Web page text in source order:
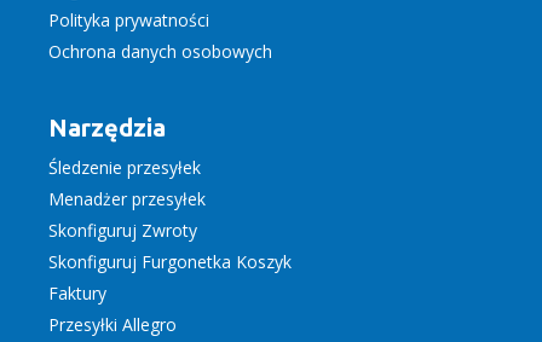
Polityka prywatności
Ochrona danych osobowych
Narzędzia
Śledzenie przesyłek
Menadżer przesyłek
Skonfiguruj Zwroty
Skonfiguruj Furgonetka Koszyk
Faktury
Przesyłki Allegro